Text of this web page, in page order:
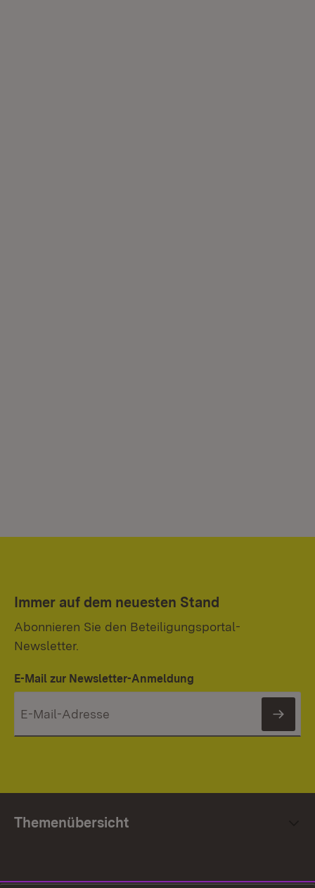
Immer auf dem neuesten Stand
Abonnieren Sie den Beteiligungsportal-
Newsletter.
E-Mail zur Newsletter-Anmeldung
Themenübersicht